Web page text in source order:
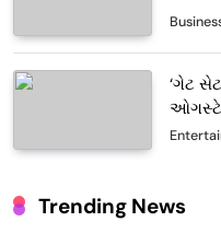
દૂધની
‘ગેટ
ઓગસ્ટે
ટેક
Trending News